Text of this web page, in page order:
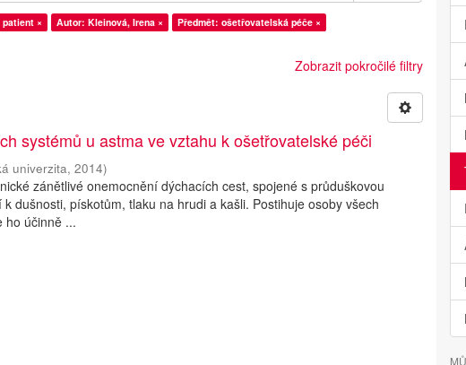
× Autor: Kleinová, Irena ×
Předmět: ošetřovatelská péče ×
Zobrazit pokročilé filtry
systémů u astma ve vztahu k ošetřovatelské péči
univerzita,2014)
zánětlivé onemocnění dýchacích cest, spojené s průduškovou
dušnosti, pískotům, tlaku na hrudi a kašli. Postihuje osoby všech
ho účinně ...